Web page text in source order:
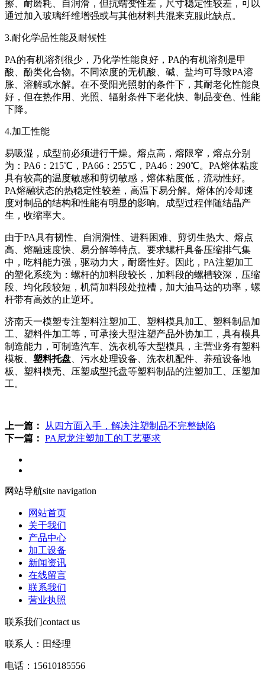
擦、耐磨耗、自润滑，但抗蠕变性差，尺寸稳定性较差，可以
通过加入玻璃纤维增强或与其他材料共混来克服此缺点。
3.耐化学品性能及耐候性
PA的有机溶剂很少，乃化学性能良好，PA的有机溶剂是甲
酸、酚类化合物。不同浓度的无机酸、碱、盐均可导致PA溶
胀、溶解或水解。在不受阳光照射的条件下，其耐老化性能良
好，但在热作用、光照、辐射条件下老化快、制品变色、性能
下降。
4.加工性能
易吸湿，成型前必须进行干燥。熔点高，熔限窄，熔点分别
为：PA6：215℃，PA66：255℃，PA46：290℃。PA熔体粘度
具有较高的温度敏感和剪切敏感，熔体粘度低，流动性好。
PA熔融状态的热稳定性较差，高温下易分解。熔体的冷却速
度对制品的结构和性能有明显的影响。成型过程伴随结晶产
生，收缩率大。
由于PA具有韧性、自润滑性、进料困难、剪切生热大、熔点
高、熔融速度快、易分解等特点。要求螺杆具备压缩排气集
中，吃料能力强，驱动力大，耐磨性好。因此，PA注塑加工
的塑化系统为：螺杆的加料段较长，加料段的螺槽较深，压缩
段、均化段较短，机筒加料段处拉槽，加大油马达的功率，螺
杆带有高效的止逆环。
济南天一模塑专注塑料注塑加工、塑料模具加工、塑料制品加
工、塑料件加工等，可承接大型注塑产品外协加工，具有模具
制造能力，可制造汽车、洗衣机等大型模具，主营业务有塑料
模板、 塑料托盘 、污水处理设备、洗衣机配件、养殖设备地
板、塑料模壳、压塑成型托盘等塑料制品的注塑加工、压塑加
工。
上一篇：
从四方面入手，解决注塑制品不完整缺陷
下一篇： PA尼龙注塑加工的工艺要求
网站导航site navigation
网站首页
关于我们
产品中心
加工设备
新闻资讯
在线留言
联系我们
营业执照
联系我们contact us
联系人：田经理
电话：15610185556